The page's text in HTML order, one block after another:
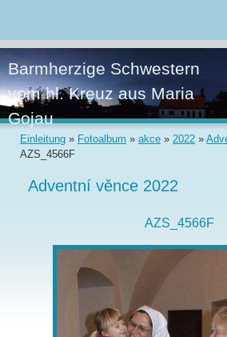
Barmherzige Schwestern
vom hl. Kreuz aus Maria
Gojau
Einleitung » Fotoalbum » akce » 2022 »
AZS_4566F
Adventní věnce 2022
AZS_4566F